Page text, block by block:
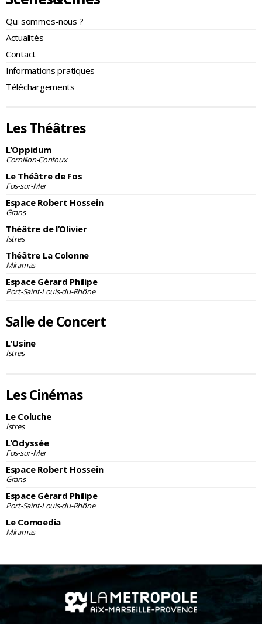
Qui sommes-nous ?
Actualités
Contact
Informations pratiques
Téléchargements
Les Théâtres
L’Oppidum
Cornillon-Confoux
Le Théâtre de Fos
Fos-sur-Mer
Espace Robert Hossein
Grans
Théâtre de l’Olivier
Istres
Théâtre La Colonne
Miramas
Espace Gérard Philipe
Port-Saint-Louis-du-Rhône
Salle de Concert
L'Usine
Istres
Les Cinémas
Le Coluche
Istres
L’Odyssée
Fos-sur-Mer
Espace Robert Hossein
Grans
Espace Gérard Philipe
Port-Saint-Louis-du-Rhône
Le Comoedia
Miramas